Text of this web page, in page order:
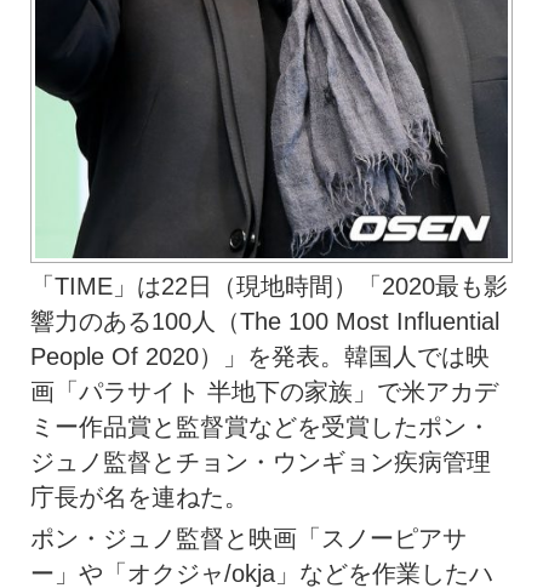
「TIME」は22日（現地時間）「2020最も影
響力のある100人（The 100 Most Influential
People Of 2020）」を発表。韓国人では映
画「パラサイト 半地下の家族」で米アカデ
ミー作品賞と監督賞などを受賞したポン・
ジュノ監督とチョン・ウンギョン疾病管理
庁長が名を連ねた。
ポン・ジュノ監督と映画「スノーピアサ
ー」や「オクジャ/okja」などを作業したハ